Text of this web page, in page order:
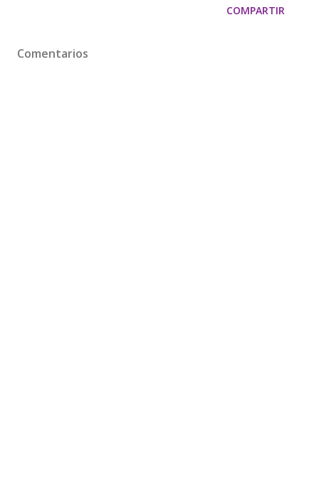
COMPARTIR
Comentarios